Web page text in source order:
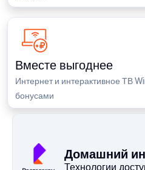
Вместе выгоднее
Интернет и интерактивное ТВ
бонусами
Домашний
Технологии